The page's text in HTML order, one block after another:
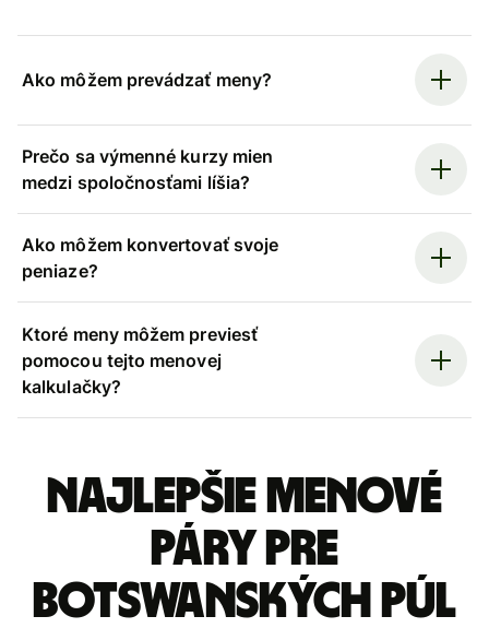
Ako môžem prevádzať meny?
Prečo sa výmenné kurzy mien
medzi spoločnosťami líšia?
Ako môžem konvertovať svoje
peniaze?
Ktoré meny môžem previesť
pomocou tejto menovej
kalkulačky?
Najlepšie menové
páry pre
Botswanských púl